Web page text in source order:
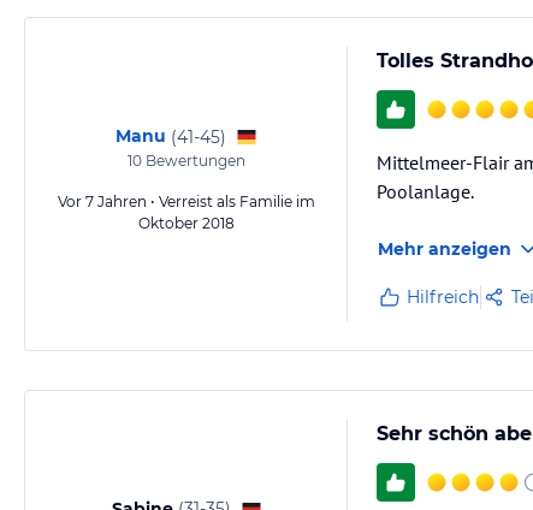
Manu (41-45)
10 Bewertungen
Vor 7 Jahren • Verreist als Familie im
Oktober 2018
Tolles
Mittelmeer-Flair
Poolanlage.
Mehr anzeigen
Hilfreich
Sehr schön